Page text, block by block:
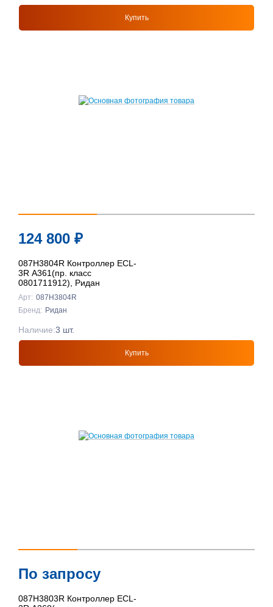
Купить
124 800 ₽
087H3804R Контроллер ECL-
3R A361(пр. класс
0801711912), Ридан
Арт: 087H3804R
Бренд: Ридан
Купить
Наличие:3 шт.
По запросу
087H3803R Контроллер ECL-